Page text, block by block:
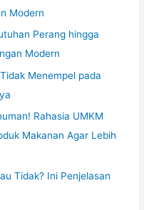
Modern
Perang hingga
Modern
Menempel pada
Rahasia UMKM
Makanan Agar Lebih
Tidak? Ini Penjelasan